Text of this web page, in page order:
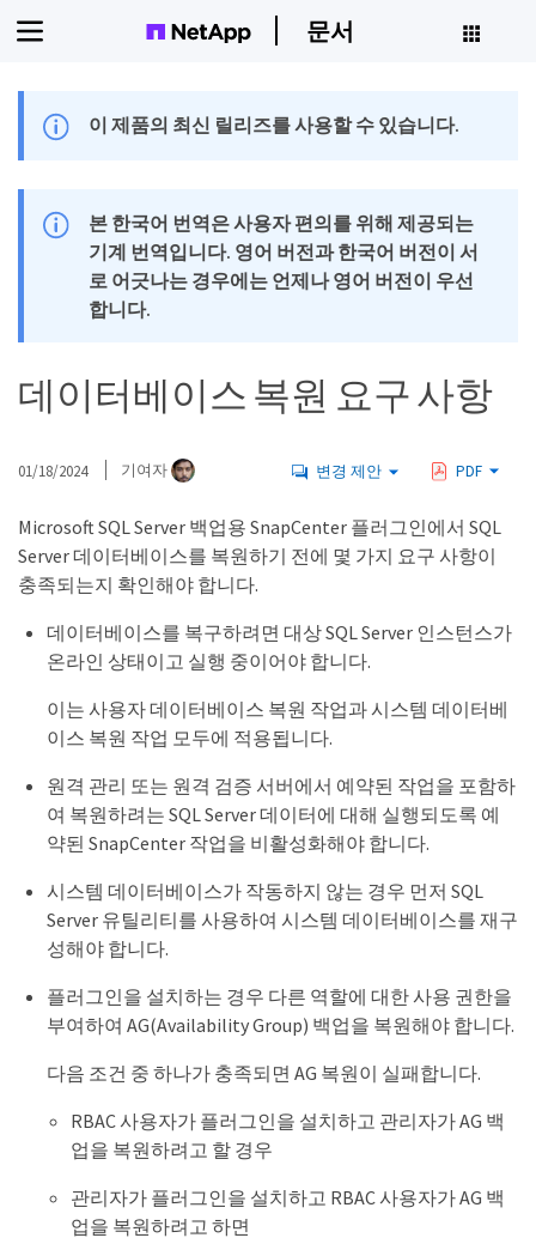
문서
이 제품의 최신 릴리즈를 사용할 수 있습니다.
본 한국어 번역은 사용자 편의를 위해 제공되는
기계 번역입니다. 영어 버전과 한국어 버전이 서
로 어긋나는 경우에는 언제나 영어 버전이 우선
합니다.
데이터베이스 복원 요구 사항
01/18/2024 기여자 변경 제안 PDF
Microsoft SQL Server 백업용 SnapCenter 플러그인에서 SQL
Server 데이터베이스를 복원하기 전에 몇 가지 요구 사항이
충족되는지 확인해야 합니다.
데이터베이스를 복구하려면 대상 SQL Server 인스턴스가
온라인 상태이고 실행 중이어야 합니다.
이는 사용자 데이터베이스 복원 작업과 시스템 데이터베
이스 복원 작업 모두에 적용됩니다.
원격 관리 또는 원격 검증 서버에서 예약된 작업을 포함하
여 복원하려는 SQL Server 데이터에 대해 실행되도록 예
약된 SnapCenter 작업을 비활성화해야 합니다.
시스템 데이터베이스가 작동하지 않는 경우 먼저 SQL
Server 유틸리티를 사용하여 시스템 데이터베이스를 재구
성해야 합니다.
플러그인을 설치하는 경우 다른 역할에 대한 사용 권한을
부여하여 AG(Availability Group) 백업을 복원해야 합니다.
다음 조건 중 하나가 충족되면 AG 복원이 실패합니다.
RBAC 사용자가 플러그인을 설치하고 관리자가 AG 백
업을 복원하려고 할 경우
관리자가 플러그인을 설치하고 RBAC 사용자가 AG 백
업을 복원하려고 하면